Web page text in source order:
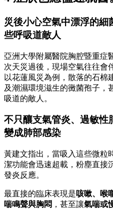
災後小心空氣中漂浮的細
些呼吸道敵人
亞洲大學附屬醫院胸腔暨重症
次天災過後，現場空氣往往會
以花蓮風災為例，散落的石棉
及潮濕環境滋生的黴菌孢子，
吸道的敵人。
不只釀支氣管炎、過敏性
變成肺部感染
黃建文指出，當吸入這些微粒
潔功能會迅速超載，粉塵直接
發炎反應。
最直接的臨床表現是咳嗽、喉
喘鳴聲與胸悶 ，甚至讓氣喘或